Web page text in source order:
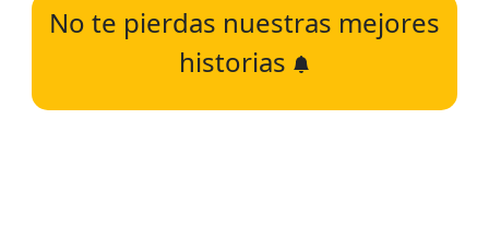
No te pierdas nuestras mejores
historias